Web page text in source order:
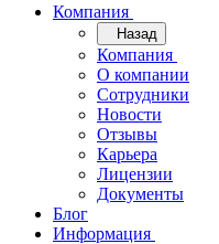
Компания
Назад
Компания
О компании
Сотрудники
Новости
Отзывы
Карьера
Лицензии
Документы
Блог
Информация